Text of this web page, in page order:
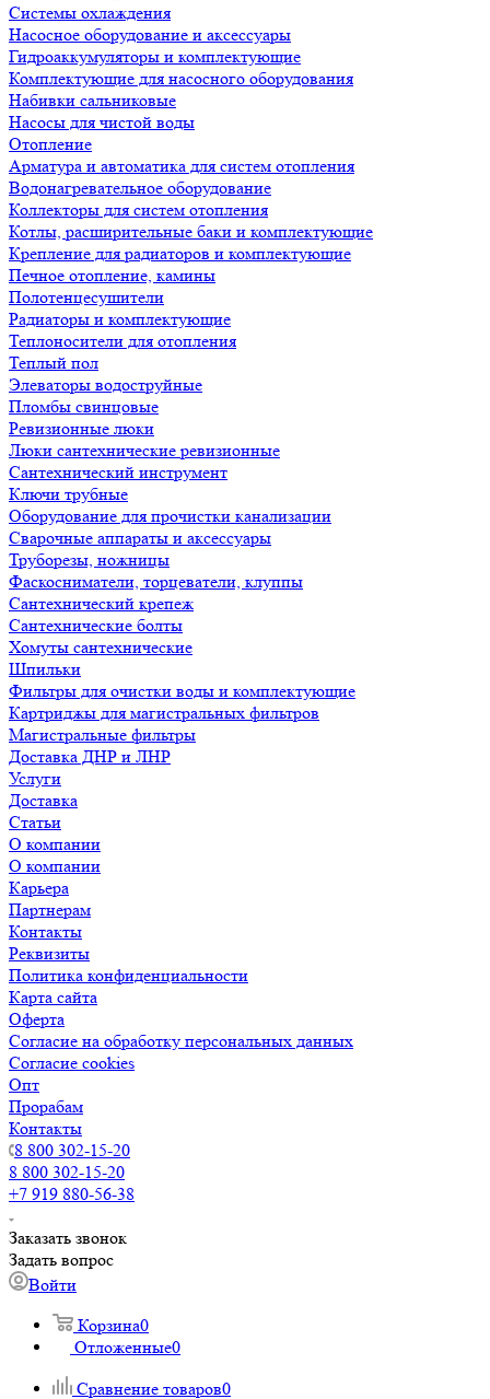
Системы охлаждения
Насосное оборудование и аксессуары
Гидроаккумуляторы и комплектующие
Комплектующие для насосного оборудования
Набивки сальниковые
Насосы для чистой воды
Отопление
Арматура и автоматика для систем отопления
Водонагревательное оборудование
Коллекторы для систем отопления
Котлы, расширительные баки и комплектующие
Крепление для радиаторов и комплектующие
Печное отопление, камины
Полотенцесушители
Радиаторы и комплектующие
Теплоносители для отопления
Теплый пол
Элеваторы водоструйные
Пломбы свинцовые
Ревизионные люки
Люки сантехнические ревизионные
Сантехнический инструмент
Ключи трубные
Оборудование для прочистки канализации
Сварочные аппараты и аксессуары
Труборезы, ножницы
Фаскосниматели, торцеватели, клуппы
Сантехнический крепеж
Сантехнические болты
Хомуты сантехнические
Шпильки
Фильтры для очистки воды и комплектующие
Картриджы для магистральных фильтров
Магистральные фильтры
Доставка ДНР и ЛНР
Услуги
Доставка
Статьи
О компании
О компании
Карьера
Партнерам
Контакты
Реквизиты
Политика конфиденциальности
Карта сайта
Оферта
Согласие на обработку персональных данных
Согласие cookies
Опт
Прорабам
Контакты
8 800 302-15-20
8 800 302-15-20
+7 919 880-56-38
Заказать звонок
Задать вопрос
Войти
Корзина0
Отложенные0
Сравнение товаров0